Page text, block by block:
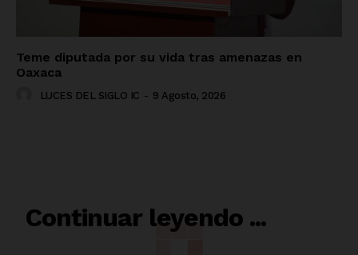
Teme diputada por su vida tras amenazas en
Oaxaca
LUCES DEL SIGLO IC - 9 Agosto, 2026
Continuar leyendo ...
RELACIONADO